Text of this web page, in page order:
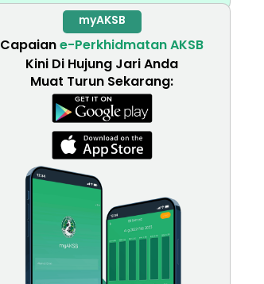
myAKSB
Capaiane-Perkhidmatan AKSB
Kini Di Hujung Jari Anda
Muat Turun Sekarang: